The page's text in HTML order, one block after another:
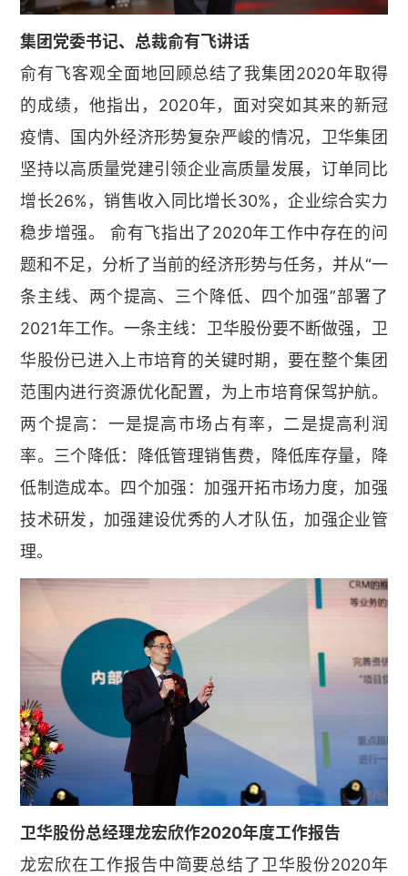
集团党委书记、总裁俞有飞讲话
俞有飞客观全面地回顾总结了我集团2020年取得
的成绩，他指出，2020年，面对突如其来的新冠
疫情、国内外经济形势复杂严峻的情况，卫华集团
坚持以高质量党建引领企业高质量发展，订单同比
增长26%，销售收入同比增长30%，企业综合实力
稳步增强。 俞有飞指出了2020年工作中存在的问
题和不足，分析了当前的经济形势与任务，并从“一
条主线、两个提高、三个降低、四个加强”部署了
2021年工作。一条主线：卫华股份要不断做强，卫
华股份已进入上市培育的关键时期，要在整个集团
范围内进行资源优化配置，为上市培育保驾护航。
两个提高：一是提高市场占有率，二是提高利润
率。三个降低：降低管理销售费，降低库存量，降
低制造成本。四个加强：加强开拓市场力度，加强
技术研发，加强建设优秀的人才队伍，加强企业管
理。
卫华股份总经理龙宏欣作2020年度工作报告
龙宏欣在工作报告中简要总结了卫华股份2020年